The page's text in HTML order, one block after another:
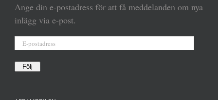
Ange din e-postadress för att få meddelanden om nya
inlägg via e-post.
Följ